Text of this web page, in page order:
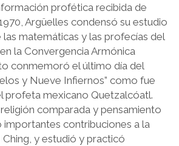
profética recibida de
Argüelles condensó su estudio
matemáticas y las profecías del
la Convergencia Armónica
conmemoró el último día del
y Nueve Infiernos” como fue
profeta mexicano Quetzalcóatl.
comparada y pensamiento
importantes contribuciones a la
y estudió y practicó